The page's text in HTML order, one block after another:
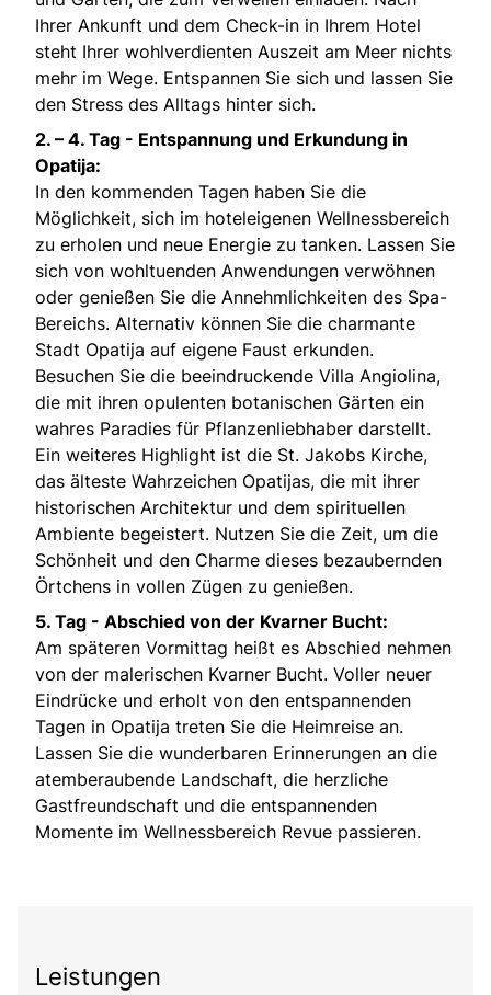
Ihrer Ankunft und dem Check-in in Ihrem Hotel
steht Ihrer wohlverdienten Auszeit am Meer nichts
mehr im Wege. Entspannen Sie sich und lassen Sie
den Stress des Alltags hinter sich.
2. – 4. Tag - Entspannung und Erkundung in
Opatija:
In den kommenden Tagen haben Sie die
Möglichkeit, sich im hoteleigenen Wellnessbereich
zu erholen und neue Energie zu tanken. Lassen Sie
sich von wohltuenden Anwendungen verwöhnen
oder genießen Sie die Annehmlichkeiten des Spa-
Bereichs. Alternativ können Sie die charmante
Stadt Opatija auf eigene Faust erkunden.
Besuchen Sie die beeindruckende Villa Angiolina,
die mit ihren opulenten botanischen Gärten ein
wahres Paradies für Pflanzenliebhaber darstellt.
Ein weiteres Highlight ist die St. Jakobs Kirche,
das älteste Wahrzeichen Opatijas, die mit ihrer
historischen Architektur und dem spirituellen
Ambiente begeistert. Nutzen Sie die Zeit, um die
Schönheit und den Charme dieses bezaubernden
Örtchens in vollen Zügen zu genießen.
5. Tag - Abschied von der Kvarner Bucht:
Am späteren Vormittag heißt es Abschied nehmen
von der malerischen Kvarner Bucht. Voller neuer
Eindrücke und erholt von den entspannenden
Tagen in Opatija treten Sie die Heimreise an.
Lassen Sie die wunderbaren Erinnerungen an die
atemberaubende Landschaft, die herzliche
Gastfreundschaft und die entspannenden
Momente im Wellnessbereich Revue passieren.
Leistungen